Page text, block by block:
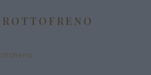
ROTTOFRENO